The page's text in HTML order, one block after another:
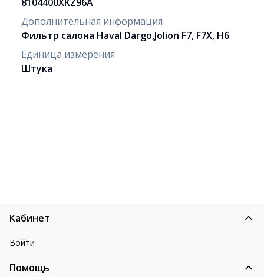
Дополнительная информация
Фильтр салона Haval Dargo,Jolion F7, F7X, H6
Единица измерения
Штука
Кабинет
Войти
Помощь